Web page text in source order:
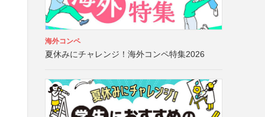
海外コンペ
夏休みにチャレンジ！海外コンペ特集2026